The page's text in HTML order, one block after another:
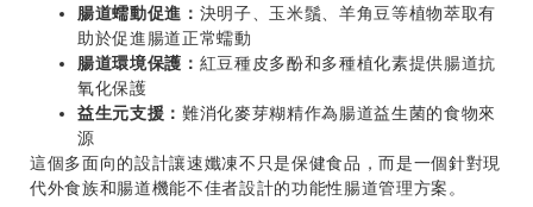
腸道蠕動促進： 決明子、玉米鬚、羊角豆等植物萃取有
助於促進腸道正常蠕動
腸道環境保護： 紅豆種皮多酚和多種植化素提供腸道抗
氧化保護
益生元支援： 難消化麥芽糊精作為腸道益生菌的食物來
源
這個多面向的設計讓速孅凍不只是保健食品，而是一個針對現
代外食族和腸道機能不佳者設計的功能性腸道管理方案。